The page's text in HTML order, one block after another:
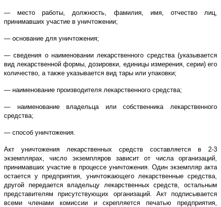
— место работы, должность, фамилия, имя, отчество лиц,
принимавших участие в уничтожении;
— основание для уничтожения;
— сведения о наименовании лекарственного средства (указывается
вид лекарственной формы, дозировки, единицы измерения, серии) его
количество, а также указывается вид тары или упаковки;
— наименование производителя лекарственного средства;
— наименование владельца или собственника лекарственного
средства;
— способ уничтожения.
Акт уничтожения лекарственных средств составляется в 2-3
экземплярах, число экземпляров зависит от числа организаций,
принимавших участие в процессе уничтожения. Один экземпляр акта
остается у предприятия, уничтожающего лекарственные средства,
другой передается владельцу лекарственных средств, остальным
представителям присутствующих организаций. Акт подписывается
всеми членами комиссии и скрепляется печатью предприятия,